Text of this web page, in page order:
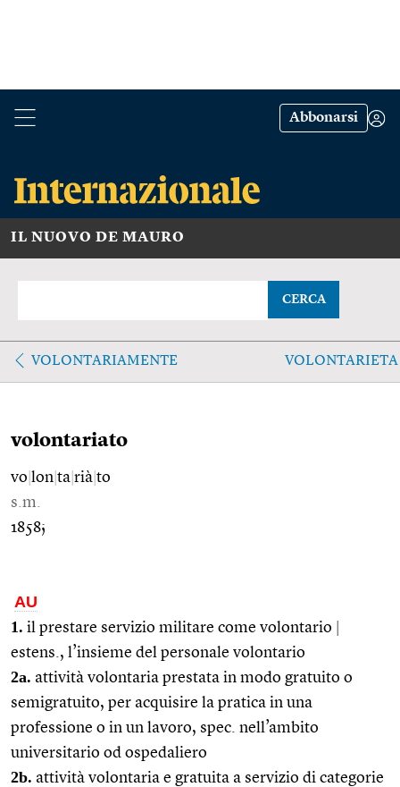
Abbonarsi
IL NUOVO DE MAURO
CERCA
VOLONTARIAMENTE VOLONTARIETA
volontariato
vo lon ta rià to
s.m.
1858;
AU
1. il prestare servizio militare come volontario
estens., l’insieme del personale volontario
2a. attività volontaria prestata in modo gratuito o
semigratuito, per acquisire la pratica in una
professione o in un lavoro, spec. nell’ambito
universitario od ospedaliero
2b. attività volontaria e gratuita a servizio di categorie